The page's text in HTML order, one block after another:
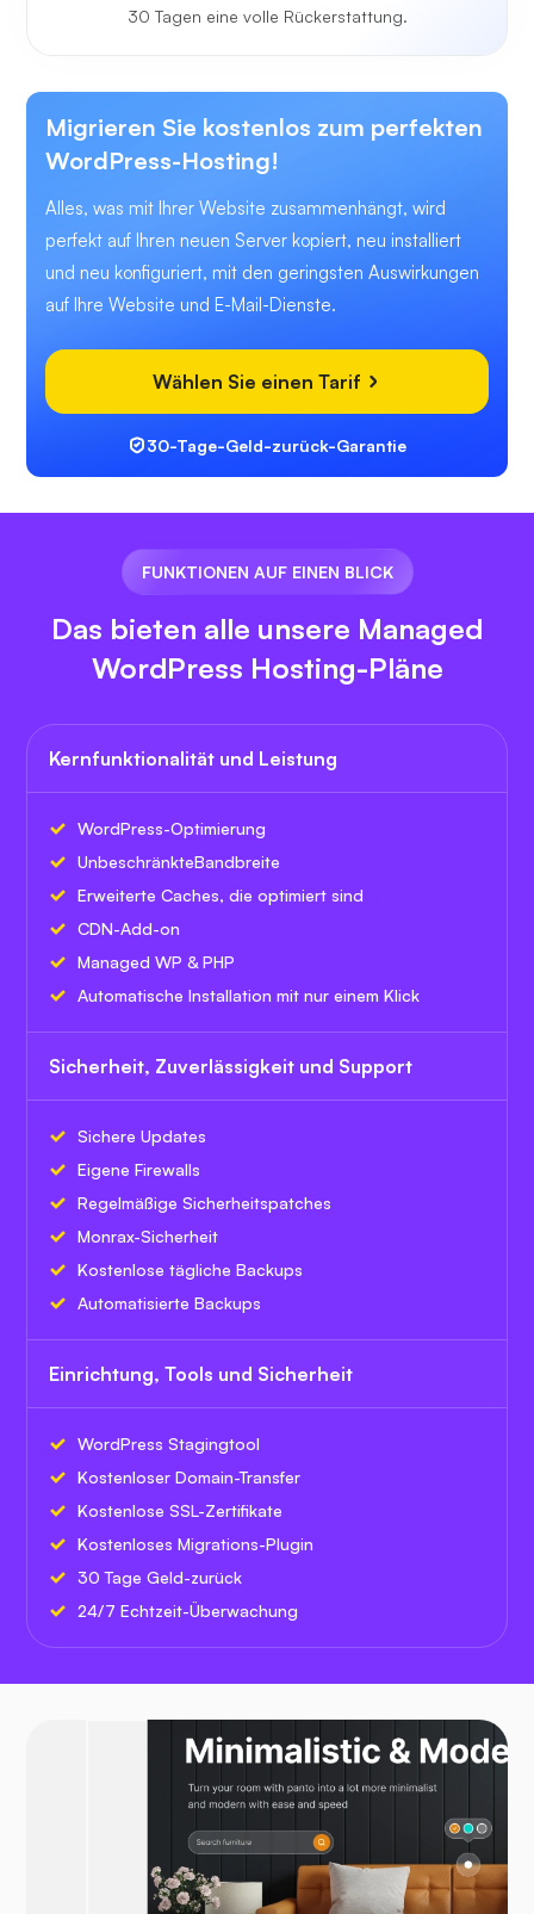
30 Tagen eine volle Rückerstattung.
Migrieren Sie kostenlos zum perfekten
WordPress-Hosting!
Alles, was mit Ihrer Website zusammenhängt, wird
perfekt auf Ihren neuen Server kopiert, neu installiert
und neu konfiguriert, mit den geringsten Auswirkungen
auf Ihre Website und E-Mail-Dienste.
Wählen Sie einen Tarif
30-Tage-Geld-zurück-Garantie
FUNKTIONEN AUF EINEN BLICK
Das bieten alle unsere Managed
WordPress Hosting-Pläne
Kernfunktionalität und Leistung
WordPress-Optimierung
UnbeschränkteBandbreite
Erweiterte Caches, die optimiert sind
CDN-Add-on
Managed WP & PHP
Automatische Installation mit nur einem Klick
Sicherheit, Zuverlässigkeit und Support
Sichere Updates
Eigene Firewalls
Regelmäßige Sicherheitspatches
Monrax-Sicherheit
Kostenlose tägliche Backups
Automatisierte Backups
Einrichtung, Tools und Sicherheit
WordPress Stagingtool
Kostenloser Domain-Transfer
Kostenlose SSL-Zertifikate
Kostenloses Migrations-Plugin
30 Tage Geld-zurück
24/7 Echtzeit-Überwachung